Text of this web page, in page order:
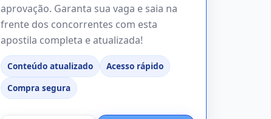
aprovação. Garanta sua vaga e saia na
frente dos concorrentes com esta
apostila completa e atualizada!
Conteúdo atualizado
Acesso rápido
Compra segura